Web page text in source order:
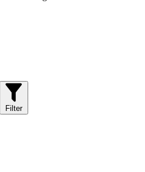
Filter